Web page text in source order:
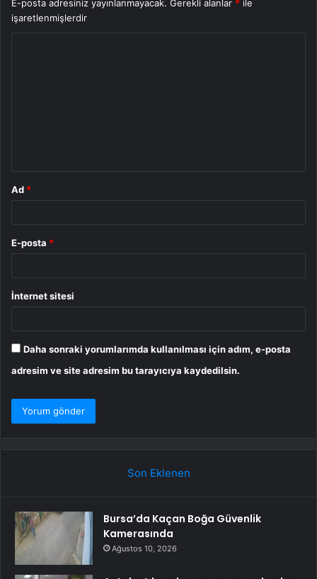
E-posta adresiniz yayınlanmayacak. Gerekli alanlar * ile
işaretlenmişlerdir
Ad *
E-posta *
İnternet sitesi
Daha sonraki yorumlarımda kullanılması için adım, e-posta
adresim ve site adresim bu tarayıcıya kaydedilsin.
Son Eklenen
Bursa’da Kaçan Boğa Güvenlik
Kamerasında
Ağustos 10, 2026